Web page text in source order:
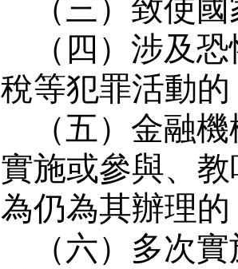
（三）致使
（四）涉及
稅等犯罪活動的
（五）金融
實施或參與、
為仍為其辦理的
（六）多次